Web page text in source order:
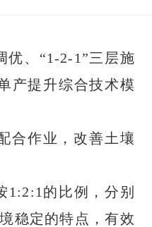
优、“1-2-1”三层施
产提升综合技术模
合作业，改善土壤
1:2:1的比例，分别
稳定的特点，有效